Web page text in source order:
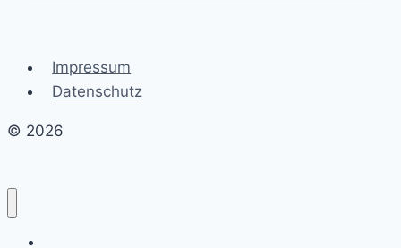
Impressum
Datenschutz
© 2026